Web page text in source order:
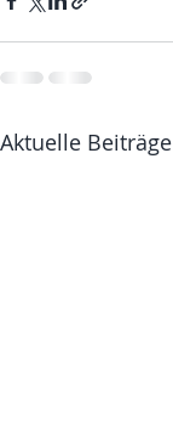
Aktuelle Beiträge